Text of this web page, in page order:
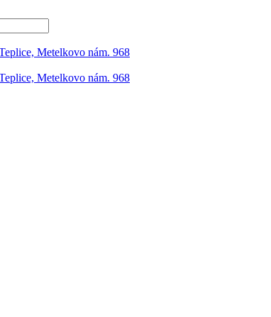
Metelkovo nám. 968
Metelkovo nám. 968